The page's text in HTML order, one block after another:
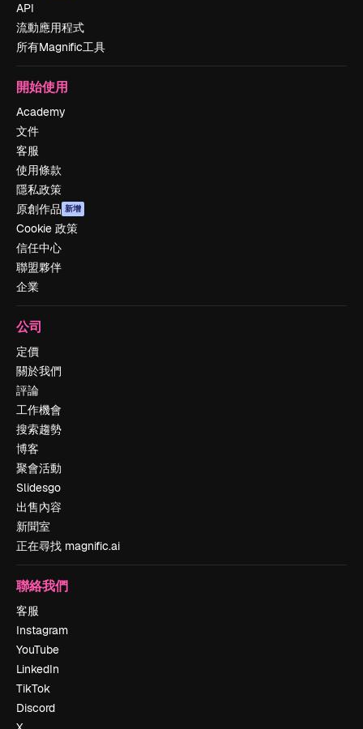
API
流動應用程式
所有Magnific工具
開始使用
Academy
文件
客服
使用條款
隱私政策
原創作品 新增
Cookie 政策
信任中心
聯盟夥伴
企業
公司
定價
關於我們
評論
工作機會
搜索趨勢
博客
聚會活動
Slidesgo
出售內容
新聞室
正在尋找 magnific.ai
聯絡我們
客服
Instagram
YouTube
LinkedIn
TikTok
Discord